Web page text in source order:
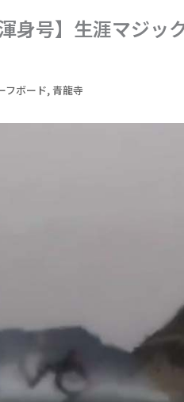
身号】生涯マジッ
フボード, 青龍寺